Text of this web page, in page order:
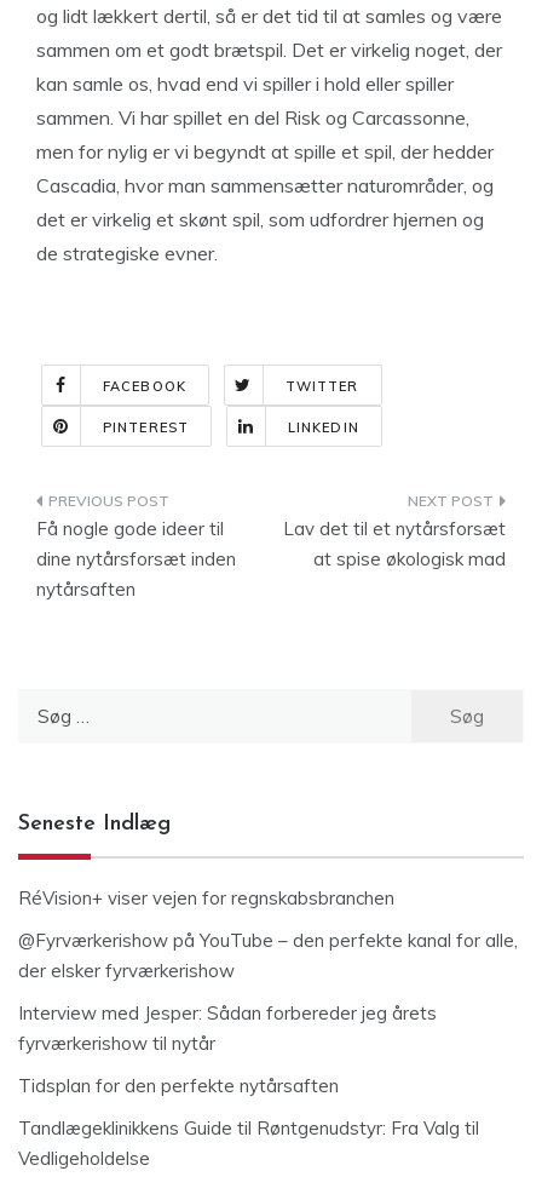
og lidt lækkert dertil, så er det tid til at samles og være
sammen om et godt brætspil. Det er virkelig noget, der
kan samle os, hvad end vi spiller i hold eller spiller
sammen. Vi har spillet en del Risk og Carcassonne,
men for nylig er vi begyndt at spille et spil, der hedder
Cascadia, hvor man sammensætter naturområder, og
det er virkelig et skønt spil, som udfordrer hjernen og
de strategiske evner.
FACEBOOK TWITTER
PINTEREST LINKEDIN
Indlægsnavigation
Få nogle gode ideer til
dine nytårsforsæt inden
nytårsaften
Lav det til et nytårsforsæt
at spise økologisk mad
efter:
Seneste Indlæg
RéVision+ viser vejen for regnskabsbranchen
@Fyrværkerishow på YouTube – den perfekte kanal for alle,
der elsker fyrværkerishow
Interview med Jesper: Sådan forbereder jeg årets
fyrværkerishow til nytår
Tidsplan for den perfekte nytårsaften
Tandlægeklinikkens Guide til Røntgenudstyr: Fra Valg til
Vedligeholdelse